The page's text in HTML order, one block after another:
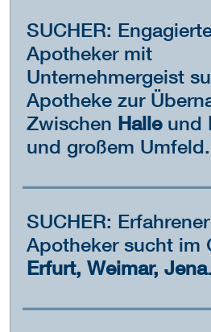
SUCHER:
Apotheker mit
Unternehmergeist
Apotheke zur
Zwischen Halleund
und großem Umfeld.
SUCHER: Erfahrener
Apotheker sucht im
Erfurt, Weimar, Jena.